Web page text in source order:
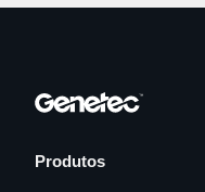
Produtos